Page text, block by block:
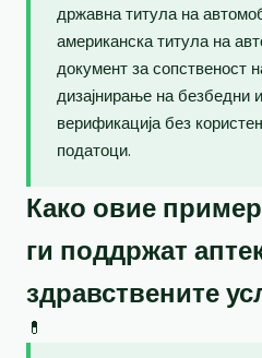
државна титула на
американска титула на
документ за сопственост
дизајнирање на безбедни
верификација без
податоци.
Како овие
ги поддржат
здравствените
💊